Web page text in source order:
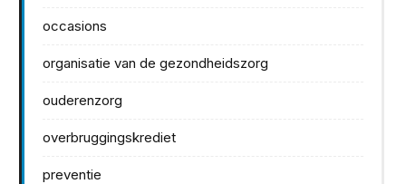
occasions
organisatie van de gezondheidszorg
ouderenzorg
overbruggingskrediet
preventie